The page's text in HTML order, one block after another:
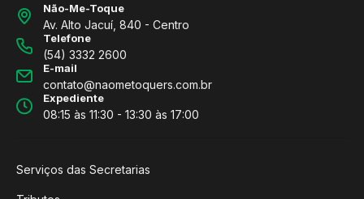
Não-Me-Toque
Av. Alto Jacuí, 840 - Centro
Telefone
(54) 3332 2600
E-mail
contato@naometoquers.com.br
Expediente
08:15 às 11:30 - 13:30 às 17:00
Serviços das Secretarias